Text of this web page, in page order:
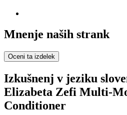
Mnenje naših strank
Oceni ta izdelek
Izkušnenj v jeziku
Elizabeta Zefi Multi-
Conditioner